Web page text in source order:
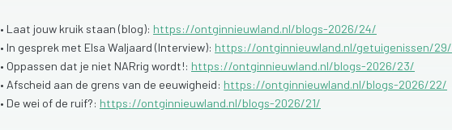
• Laat jouw kruik staan (blog): https://ontginnieuwland.nl/blogs-2026/24/
• In gesprek met Elsa Waljaard (Interview): https://ontginnieuwland.nl/getuigenissen/29/
• Oppassen dat je niet NARrig wordt!: https://ontginnieuwland.nl/blogs-2026/23/
• Afscheid aan de grens van de eeuwigheid: https://ontginnieuwland.nl/blogs-2026/22/
• De wei of de ruif?: https://ontginnieuwland.nl/blogs-2026/21/